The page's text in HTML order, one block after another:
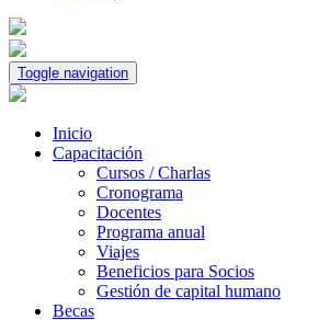
Toggle navigation
Inicio
Capacitación
Cursos / Charlas
Cronograma
Docentes
Programa anual
Viajes
Beneficios para Socios
Gestión de capital humano
Becas